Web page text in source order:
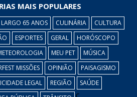
MAIS POPULARES
LARGO 65 ANOS CULINÁRIA
CULTURA
ESPORTES GERAL
HORÓSCOPO
MEU PET
MÚSICA
MISSÕES OPINIÃO
PAISAGISMO
LEGAL REGIÃO
SAÚDE
c